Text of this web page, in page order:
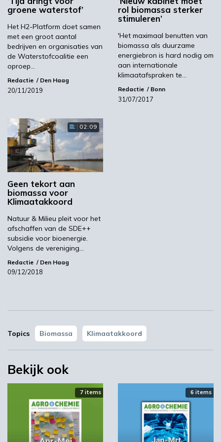
Biomassa ‘zeer
duurzaam’
In het artikel wordt ook Marc Londo geciteerd,
deskundige van de Nederlandse Vereniging van
Duurzame Energie (NVDE) en senior
onderzoeker aan de Universeit van Utrecht. Hij
stelt dat de meest gebruikte soorten van
biomassa zeer duurzaam zijn. ‘Het gaat om
afval (bijvoorbeeld sloophout) en residuen van
de verwerking van hout en oogst. Als derde
worden gewassen gebruikt, maar in Nederland
gaat dit im een klein deel.’
Volgens Londo is het potentieel aan biomassa
in Nederland voldoende voor zowel de
chemische- als energiedoeleinden.
Noordhollands Dagblad
Meest gelezen
groene waterstof’
Het H2-Platform doet samen
met een groot aantal
bedrijven en organisaties van
de Waterstofcoalitie een
oproep…
Redactie Den Haag
20/11/2019
rol biomassa sterker
stimuleren’
'Het maximaal benutten van
biomassa als duurzame
energiebron is hard nodig om
aan internationale
klimaatafspraken te…
Redactie Bonn
31/07/2017
02:09
Geen tekort aan
biomassa voor
Klimaatakkoord
Natuur & Milieu pleit voor het
afschaffen van de SDE++
subsidie voor bioenergie.
Volgens de vereniging…
Redactie Den Haag
09/12/2018
Topics Biomassa Klimaatakkoord
Bekijk ook
7 items 6 items